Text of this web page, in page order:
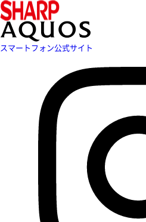
スマートフォン公式サイト